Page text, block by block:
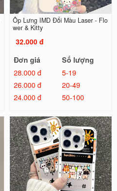
Ốp Lưng IMD Đổi Màu Laser - Flo
wer & Kitty
32.000 đ
Đơn giá
Số lượng
28.000 đ
5-19
26.000 đ
20-49
24.000 đ
50-100